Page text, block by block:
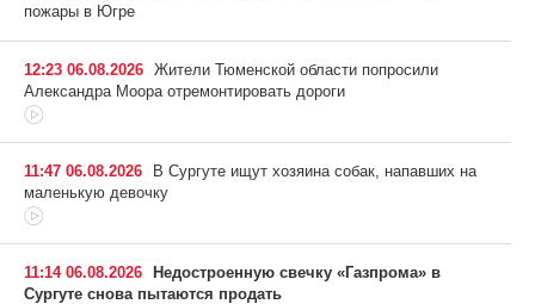
пожары в Югре
12:23 06.08.2026 Жители Тюменской области попросили
Александра Моора отремонтировать дороги
11:47 06.08.2026
В Сургуте ищут хозяина собак, напавших на
маленькую девочку
11:14 06.08.2026 Недостроенную свечку «Газпрома» в
Сургуте снова пытаются продать